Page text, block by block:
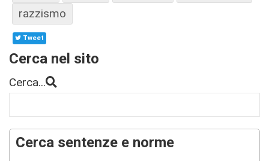
razzismo
Tweet
Cerca nel sito
Cerca...
Cerca sentenze e norme